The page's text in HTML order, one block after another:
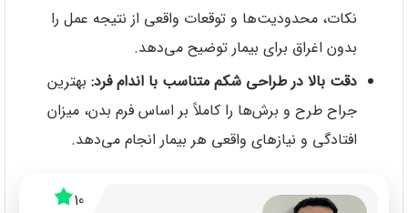
نکات، محدودیت‌ها و توقعات واقعی از نتیجه عمل را
بدون اغراق برای بیمار توضیح می‌دهد.
دقت بالا در طراحی شکم متناسب با اندام فرد: بهترین
جراح طرح و برش‌ها را کاملاً بر اساس فرم بدن، میزان
افتادگی و نیازهای واقعی هر بیمار انجام می‌دهد.
10